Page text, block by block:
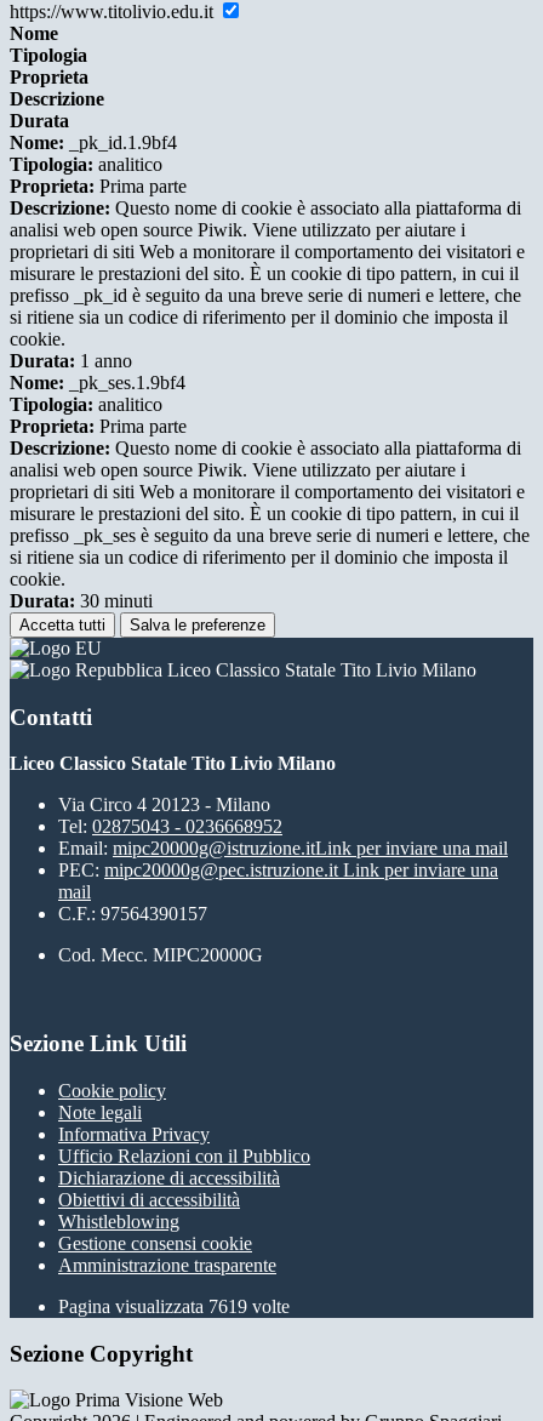
https://www.titolivio.edu.it
Nome
Tipologia
Proprieta
Descrizione
Durata
Nome: _pk_id.1.9bf4
Tipologia: analitico
Proprieta: Prima parte
Descrizione: Questo nome di cookie è associato alla piattaforma di
analisi web open source Piwik. Viene utilizzato per aiutare i
proprietari di siti Web a monitorare il comportamento dei visitatori e
misurare le prestazioni del sito. È un cookie di tipo pattern, in cui il
prefisso _pk_id è seguito da una breve serie di numeri e lettere, che
si ritiene sia un codice di riferimento per il dominio che imposta il
cookie.
Durata: 1 anno
Nome: _pk_ses.1.9bf4
Tipologia: analitico
Proprieta: Prima parte
Descrizione: Questo nome di cookie è associato alla piattaforma di
analisi web open source Piwik. Viene utilizzato per aiutare i
proprietari di siti Web a monitorare il comportamento dei visitatori e
misurare le prestazioni del sito. È un cookie di tipo pattern, in cui il
prefisso _pk_ses è seguito da una breve serie di numeri e lettere, che
si ritiene sia un codice di riferimento per il dominio che imposta il
cookie.
Durata: 30 minuti
Accetta tutti Salva le preferenze
Liceo Classico Statale Tito Livio Milano
Contatti
Liceo Classico Statale Tito Livio Milano
Via Circo 4 20123 - Milano
Tel: 02875043 - 0236668952
Email: mipc20000g@istruzione.itLink per inviare una mail
PEC: mipc20000g@pec.istruzione.itLink per inviare una
mail
C.F.: 97564390157
Cod. Mecc. MIPC20000G
Sezione Link Utili
Cookie policy
Note legali
Informativa Privacy
Ufficio Relazioni con il Pubblico
Dichiarazione di accessibilità
Obiettivi di accessibilità
Whistleblowing
Gestione consensi cookie
Amministrazione trasparente
Pagina visualizzata 7619 volte
Sezione Copyright